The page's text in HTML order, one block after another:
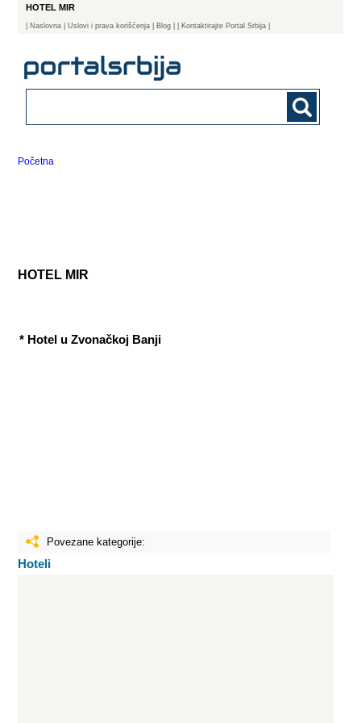
HOTEL MIR
Naslovna | Uslovi i prava korišćenja Blog | Kontaktirajte Portal Srbija |
Početna
HOTEL MIR
* Hotel u Zvonačkoj Banji
Povezane kategorije:
Hoteli